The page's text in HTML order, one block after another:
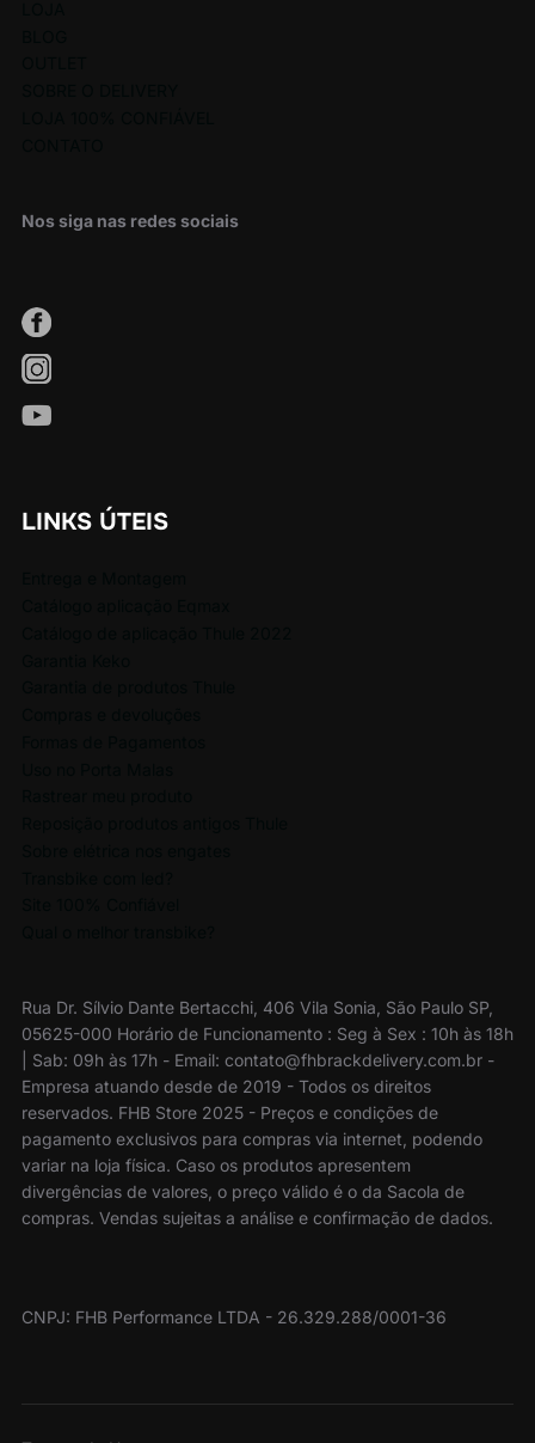
Nos siga nas redes sociais
LINKS ÚTEIS
Rua Dr. Sílvio Dante Bertacchi, 406 Vila Sonia, São Paulo SP,
05625-000 Horário de Funcionamento : Seg à Sex : 10h às 18h
| Sab: 09h às 17h - Email: contato@fhbrackdelivery.com.br -
Empresa atuando desde de 2019 - Todos os direitos
reservados. FHB Store 2025 - Preços e condições de
pagamento exclusivos para compras via internet, podendo
variar na loja física. Caso os produtos apresentem
divergências de valores, o preço válido é o da Sacola de
compras. Vendas sujeitas a análise e confirmação de dados.
CNPJ: FHB Performance LTDA - 26.329.288/0001-36